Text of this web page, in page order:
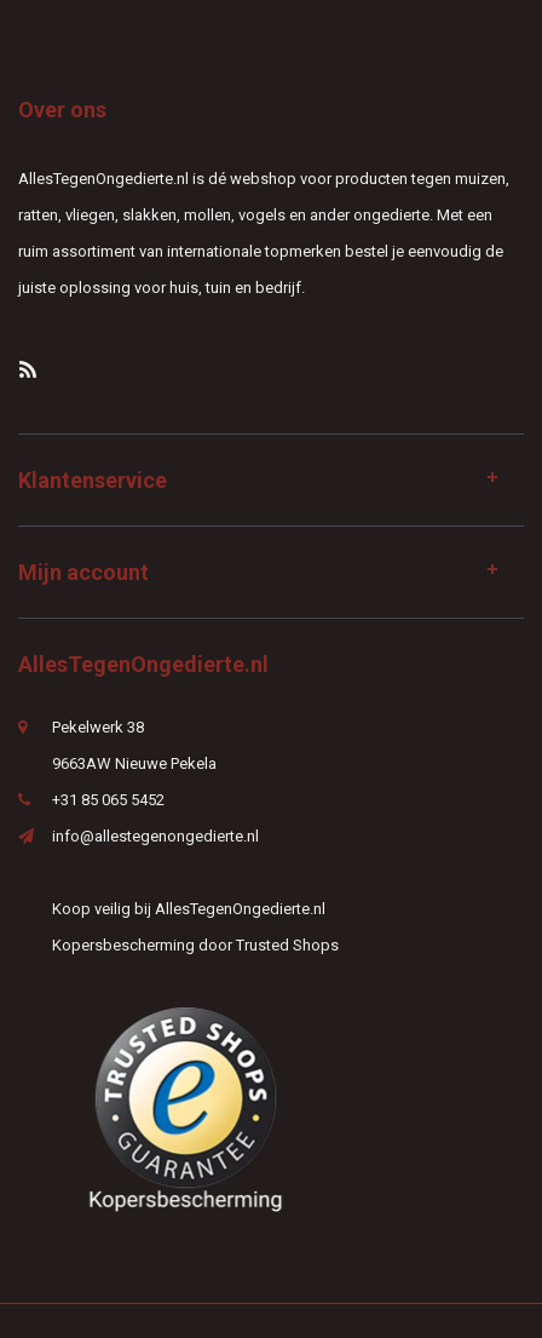
Over ons
AllesTegenOngedierte.nl is dé webshop voor producten tegen muizen,
ratten, vliegen, slakken, mollen, vogels en ander ongedierte. Met een
ruim assortiment van internationale topmerken bestel je eenvoudig de
juiste oplossing voor huis, tuin en bedrijf.
Klantenservice
Mijn account
AllesTegenOngedierte.nl
Pekelwerk 38
9663AW Nieuwe Pekela
+31 85 065 5452
info@allestegenongedierte.nl
Koop veilig bij AllesTegenOngedierte.nl
Kopersbescherming door Trusted Shops